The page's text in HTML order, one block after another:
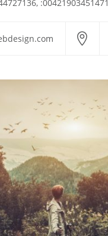
:00421903451471